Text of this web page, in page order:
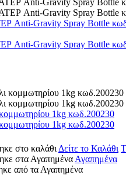
Anti-Gravity Spray Bottle
Anti-Gravity Spray Bottle
1kg κωδ.200230
1kg κωδ.200230
στο καλάθι Δείτε το Καλάθι
στα Αγαπημένα Αγαπημένα
από τα Αγαπημένα